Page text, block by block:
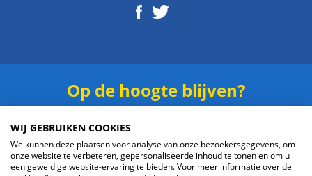
Op de hoogte blijven?
WIJ GEBRUIKEN COOKIES
We kunnen deze plaatsen voor analyse van onze bezoekersgegevens, om
onze website te verbeteren, gepersonaliseerde inhoud te tonen en om u
een geweldige website-ervaring te bieden. Voor meer informatie over de